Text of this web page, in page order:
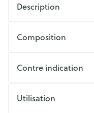
Description
Composition
Contre indication
Utilisation